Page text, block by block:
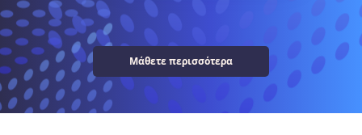
Μάθετε περισσότερα